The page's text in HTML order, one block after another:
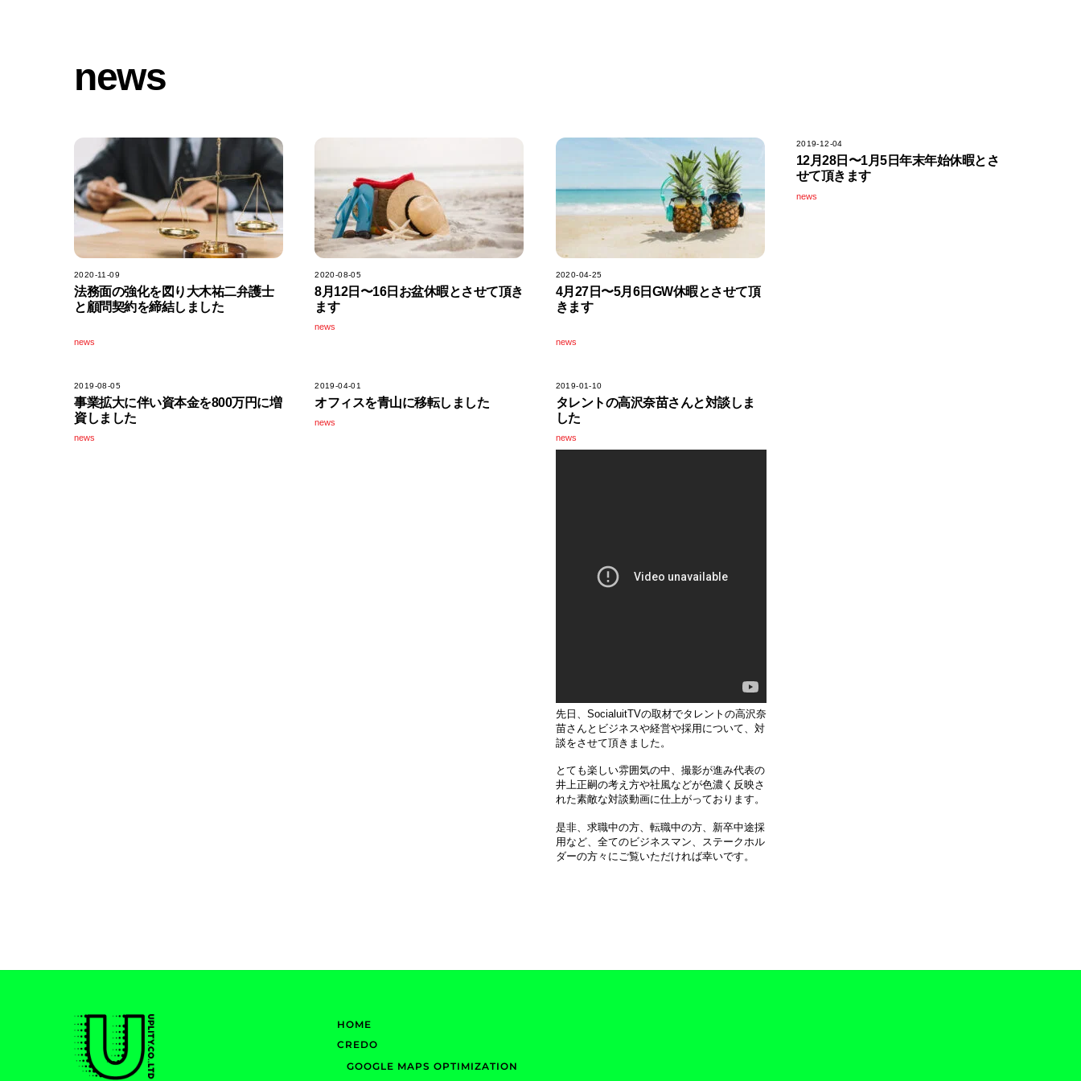
news
2020-11-09
法務面の強化を図り大木祐二弁護士
と顧問契約を締結しました
news
2020-08-05
8月12日〜16日お盆休暇とさせて頂き
ます
news
2020-04-25
4月27日〜5月6日GW休暇とさせて頂
きます
news
2019-12-04
12月28日〜1月5日年末年始休暇とさ
せて頂きます
news
2019-08-05
事業拡大に伴い資本金を800万円に増
資しました
news
2019-04-01
オフィスを青山に移転しました
news
2019-01-10
タレントの高沢奈苗さんと対談しま
した
news
先日、SocialuitTVの取材でタレントの高沢奈
苗さんとビジネスや経営や採用について、対
談をさせて頂きました。
とても楽しい雰囲気の中、撮影が進み代表の
井上正嗣の考え方や社風などが色濃く反映さ
れた素敵な対談動画に仕上がっております。
是非、求職中の方、転職中の方、新卒中途採
用など、全てのビジネスマン、ステークホル
ダーの方々にご覧いただければ幸いです。
HOME
CREDO
GOOGLE MAPS OPTIMIZATION